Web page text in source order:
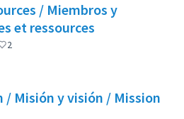
/ Miembros y
et ressources
2
/ Misión y visión / Mission